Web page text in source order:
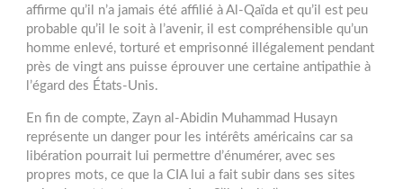
affirme qu’il n’a jamais été affilié à Al-Qaïda et qu’il est peu
probable qu’il le soit à l’avenir, il est compréhensible qu’un
homme enlevé, torturé et emprisonné illégalement pendant
près de vingt ans puisse éprouver une certaine antipathie à
l’égard des États-Unis.
En fin de compte, Zayn al-Abidin Muhammad Husayn
représente un danger pour les intérêts américains car sa
libération pourrait lui permettre d’énumérer, avec ses
propres mots, ce que la CIA lui a fait subir dans ses sites